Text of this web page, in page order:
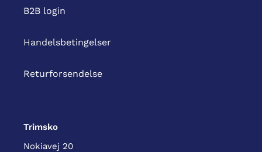
B2B login
Handelsbetingelser
Returforsendelse
Trimsko
Nokiavej 20